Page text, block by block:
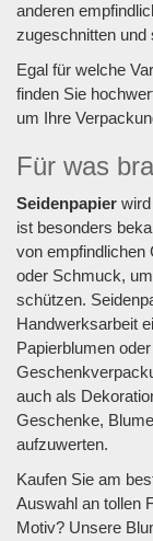
anderen
zugeschnitten und
Egal für welche
finden Sie
um Ihre
Für was
Seidenpapier
ist besonders
von empfindlichen
oder Schmuck,
schützen.
Handwerksarbeit
Papierblumen
auch als
Geschenke,
aufzuwerten.
Kaufen Sie am
Auswahl an tollen
Motiv? Unsere